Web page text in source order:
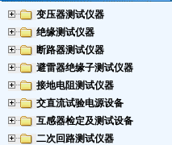
变压器测试仪器
绝缘测试仪器
断路器测试仪器
避雷器绝缘子测试仪器
接地电阻测试仪器
交直流试验电源设备
互感器检定及测试设备
二次回路测试仪器